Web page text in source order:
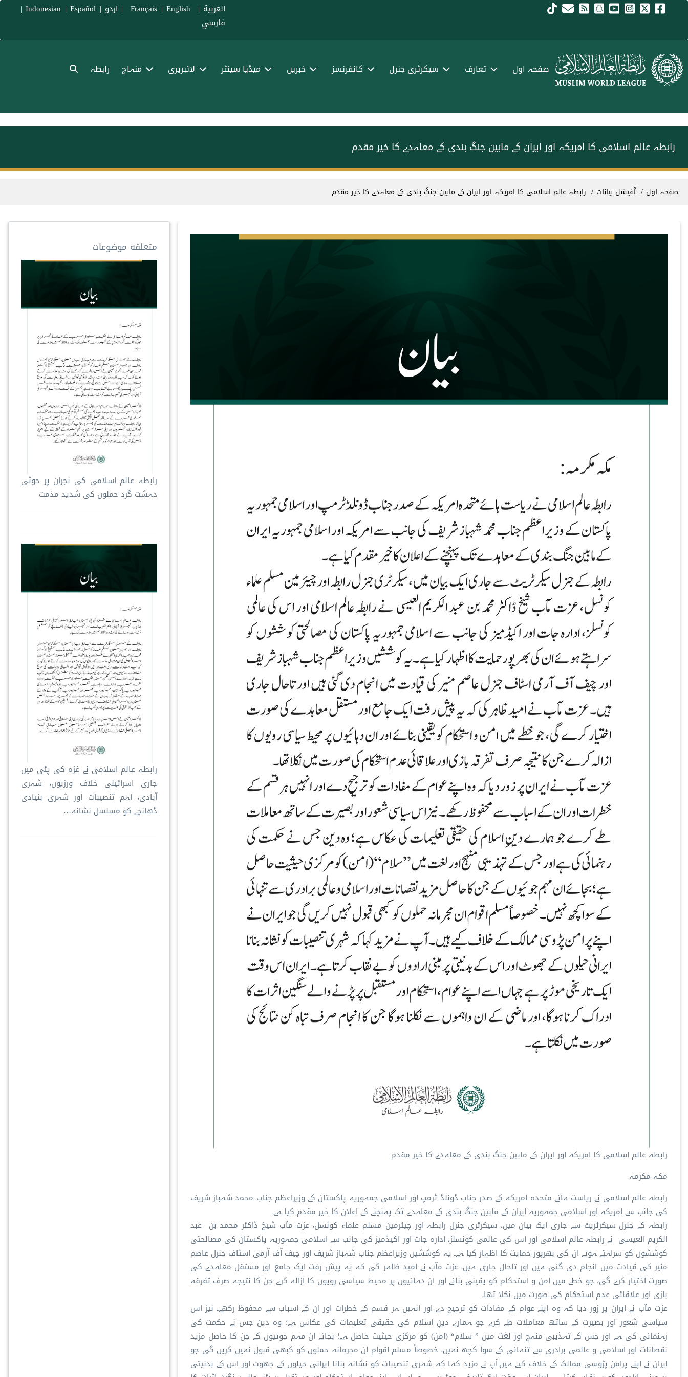
Skip to main content العربية |
Français
| English
| اردو |
Indonesian |Español
|
فارسي
menu urdu صفحہ اول تعارف سیکرٹری جنرل کانفرنسز خبریں میڈیا سینٹر لائبریری منہاج رابطہ
رابطہ عالم اسلامی کا امریکہ اور ایران کے مابین جنگ بندی کے معاہدے کا خیر مقدم
Breadcrumb
صفحہ اول آفیشل بیانات رابطہ عالم اسلامی کا امریکہ اور ایران کے مابین جنگ بندی کے معاہدے کا خیر مقدم
رابطہ عالم اسلامی کا امریکہ اور ایران کے مابین جنگ بندی کے معاہدے کا خیر مقدم
مکہ مکرمہ
رابطہ عالم اسلامی نے ریاست ہائے متحدہ امریکہ کے صدر جناب ڈونلڈ ٹرمپ اور اسلامی جمہوریہ پاکستان کے وزیراعظم جناب محمد شہباز شریف
کی جانب سے امریکہ اور اسلامی جمہوریہ ایران کے مابین جنگ بندی کے معاہدے تک پہنچنے کے اعلان کا خیر مقدم کیا ہے۔
رابطہ کے جنرل سیکرٹریٹ سے جاری ایک بیان میں، سیکرٹری جنرل رابطہ اور چیئرمین مسلم علماء کونسل، عزت مآب شیخ ڈاکٹر محمد بن عبد
الکریم العیسی نے رابطہ عالم اسلامی اور اس کی عالمی کونسلز، ادارہ جات اور اکیڈمیز کی جانب سے اسلامی جمہوریہ پاکستان کی مصالحتی
کوششوں کو سراہتے ہوئے ان کی بھرپور حمایت کا اظہار کیا ہے۔ یہ کوششیں وزیراعظم جناب شہباز شریف اور چیف آف آرمی اسٹاف جنرل عاصم
منیر کی قیادت میں انجام دی گئی ہیں اور تاحال جاری ہیں۔ عزت مآب نے امید ظاہر کی کہ یہ پیش رفت ایک جامع اور مستقل معاہدے کی
صورت اختیار کرے گی، جو خطے میں امن و استحکام کو یقینی بنائے اور ان دہائیوں پر محیط سیاسی رویوں کا ازالہ کرے جن کا نتیجہ صرف تفرقہ
بازی اور علاقائی عدم استحکام کی صورت میں نکلا تھا۔
عزت مآب نے ایران پر زور دیا کہ وہ اپنے عوام کے مفادات کو ترجیح دے اور انہیں ہر قسم کے خطرات اور ان کے اسباب سے محفوظ رکھے۔ نیز اس
سیاسی شعور اور بصیرت کے ساتھ معاملات طے کرے جو ہمارے دینِ اسلام کی حقیقی تعلیمات کی عکاس ہے؛ وہ دین جس نے حکمت کی
رہنمائی کی ہے اور جس کے تہذیبی منہج اور لغت میں ” سلام“ (امن) کو مرکزی حیثیت حاصل ہے؛ بجائے ان مہم جوئیوں کے جن کا حاصل مزید
نقصانات اور اسلامی و عالمی برادری سے تنہائی کے سوا کچھ نہیں۔ خصوصاً مسلم اقوام ان مجرمانہ حملوں کو کبھی قبول نہیں کریں گی جو
ایران نے اپنے پرامن پڑوسی ممالک کے خلاف کیے ہیں۔آپ نے مزید کہا کہ شہری تنصیبات کو نشانہ بنانا ایرانی حیلوں کے جھوٹ اور اس کے بدنیتی
متعلقه موضوعات
رابطہ عالم اسلامی کی نجران پر حوثی
دہشت گرد حملوں کی شدید مذمت
رابطہ عالم اسلامی نے غزہ کی پٹی میں
جاری اسرائیلی خلاف ورزیوں، شہری
آبادی، اہم تنصیبات اور شہری بنیادی
ڈھانچے کو مسلسل نشانہ…